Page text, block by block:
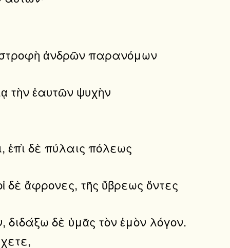
ἀνδρῶν παρανόμων
τὴν ἑαυτῶν ψυχὴν
ἐπὶ δὲ πύλαις πόλεως
δὲ ἄφρονες, τῆς ὕβρεως ὄντες
διδάξω δὲ ὑμᾶς τὸν ἐμὸν λόγον.